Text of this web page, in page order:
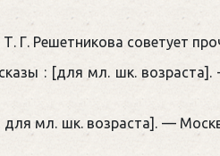
Г. Решетникова советует
: [для мл. шк. возраста].
для мл. шк. возраста]. —